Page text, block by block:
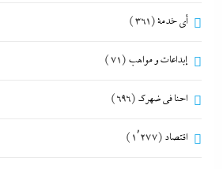
أي خدمة(361)
إبداعات و مواهب (71)
احنا في ضهرك (696)
اقتصاد (1٬277)